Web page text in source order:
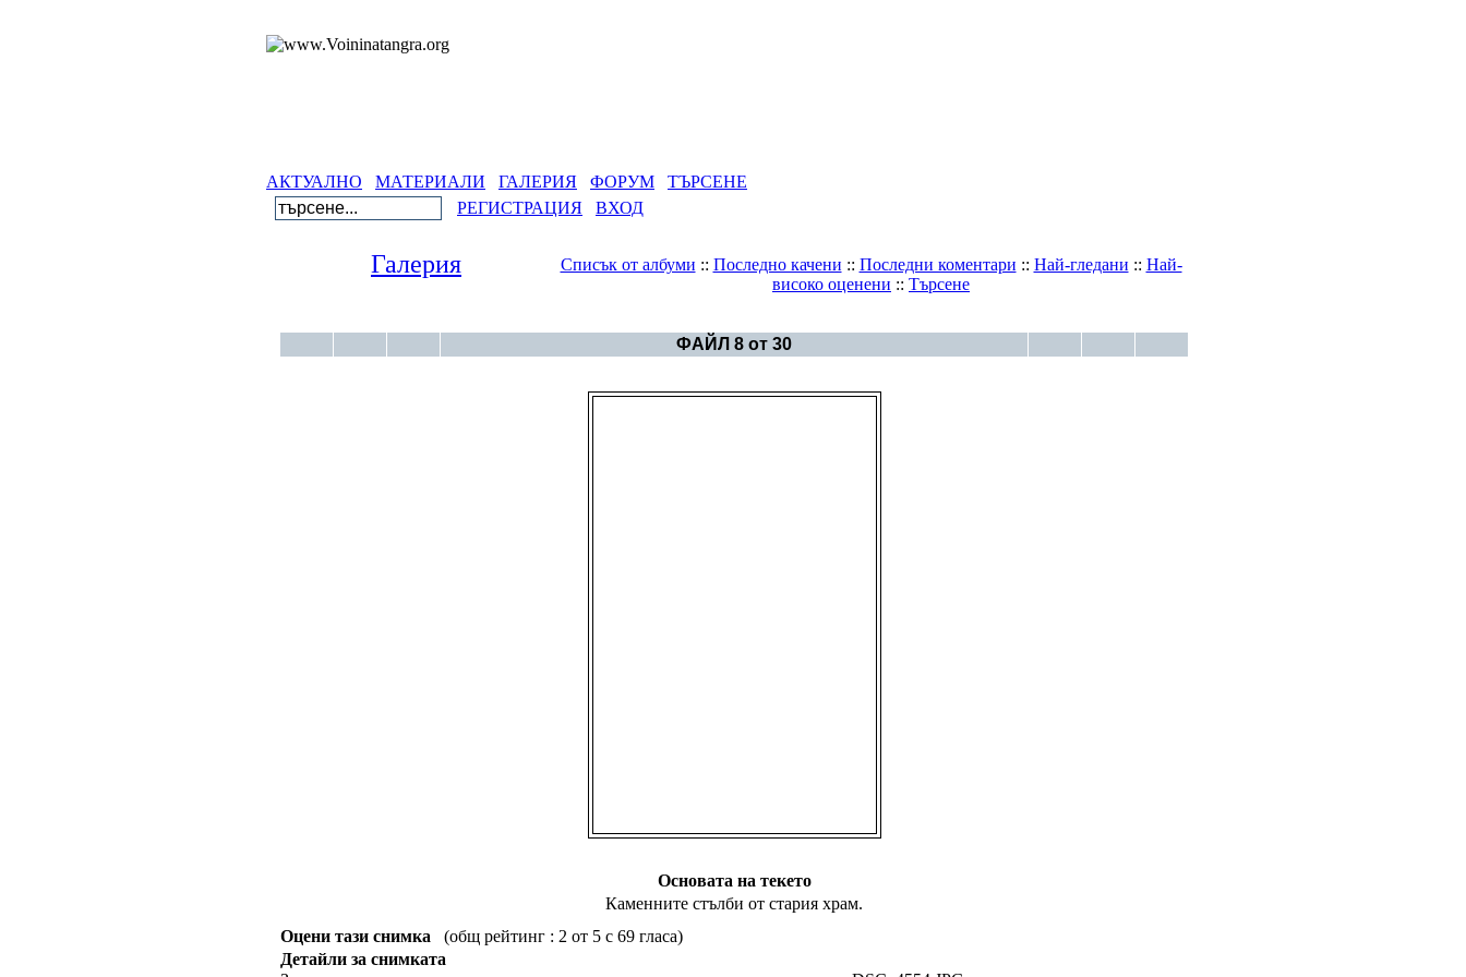
АКТУАЛНО МАТЕРИАЛИ ГАЛЕРИЯ ФОРУМ
ТЪРСЕНЕ
РЕГИСТРАЦИЯ
ВХОД
Галерия Списък от албуми::Последно качени::Последни коментари::Най-гледани::Най-
високо оценени::Търсене
Галерия>Сборяново - Свещари
ФАЙЛ 8 от 30
Основата на текето
Каменните стълби от стария храм.
Оцени тази снимка(общ рейтинг : 2 от 5 с 69 гласа)